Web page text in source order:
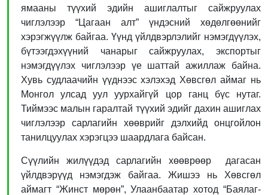
ямааны түүхий эдийн ашиглалтыг сайжруулах
чиглэлээр “Цагаан алт” үндэсний хөдөлгөөнийг
хэрэгжүүлж байгаа. Үүнд үйлдвэрлэлийг нэмэгдүүлэх,
бүтээгдэхүүний чанарыг сайжруулах, экспортыг
нэмэгдүүлэх чиглэлээр үе шаттай ажиллаж байна.
Хувь судлаачийн үүднээс хэлэхэд Хөвсгөл аймаг нь
Монгол улсад уул уурхайгүй цор ганц бүс нутаг.
Тиймээс малын гаралтай түүхий эдийг дахин ашиглах
чиглэлээр сарлагийн хөөврийг дэлхийд онцгойлон
танилцуулах хэрэгцээ шаардлага байсан.
Сүүлийн жилүүдэд сарлагийн хөөврөөр дагасан
үйлдвэрүүд нэмэгдэж байгаа. Жишээ нь Хөвсгөл
аймагт “Жинст мөрөн”, Улаанбаатар хотод “Баялаг-